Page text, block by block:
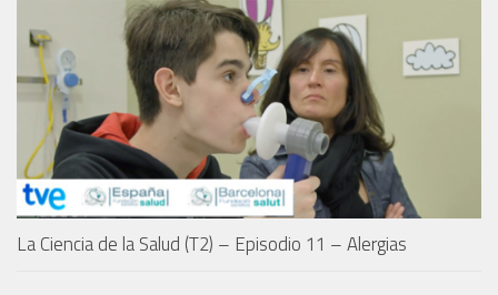
La Ciencia de la Salud (T2) – Episodio 11 – Alergias